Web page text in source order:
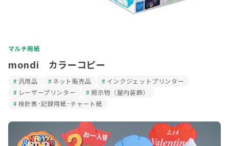
マルチ用紙
mondi カラーコピー
汎用品 ネット販売品
インクジェットプリンター
レーザープリンター
掲示物（屋内装飾）
検針票･記録用紙･チャート紙